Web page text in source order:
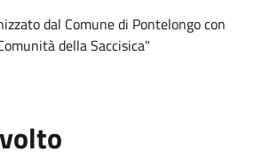
dal Comune di Pontelongo con
della Saccisica"